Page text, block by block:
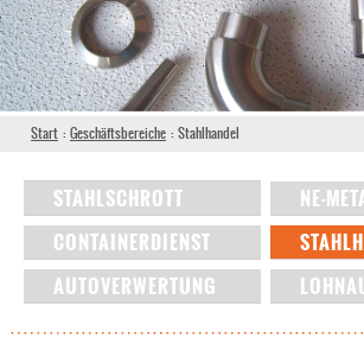
Start : Geschäftsbereiche : Stahlhandel
STAHLSCHROTT
NE-
CONTAINERDIENST
AUTOVERWERTUNG